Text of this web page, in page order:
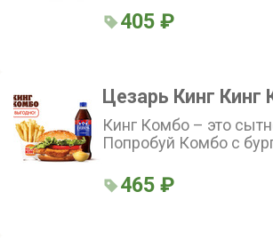
соусом на выбор по
405 ₽
Цезарь Кинг Кинг
Кинг Комбо – это
Попробуй Комбо с
соусом на выбор по
465 ₽